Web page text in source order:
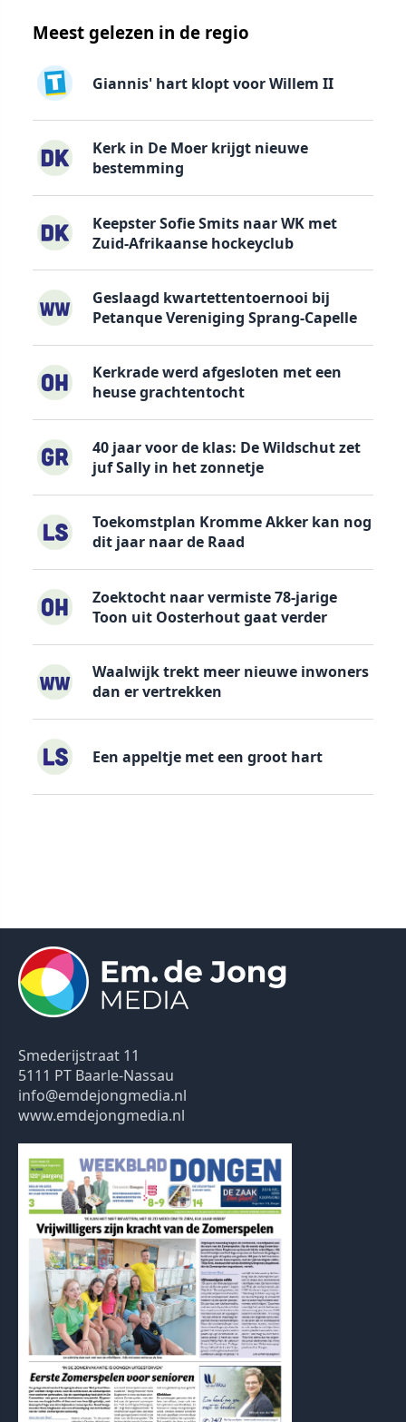
Meest gelezen in de regio
Giannis' hart klopt voor Willem II
Kerk in De Moer krijgt nieuwe
bestemming
Keepster Sofie Smits naar WK met
Zuid-Afrikaanse hockeyclub
Geslaagd kwartettentoernooi bij
Petanque Vereniging Sprang-Capelle
Kerkrade werd afgesloten met een
heuse grachtentocht
40 jaar voor de klas: De Wildschut zet
juf Sally in het zonnetje
Toekomstplan Kromme Akker kan nog
dit jaar naar de Raad
Zoektocht naar vermiste 78-jarige
Toon uit Oosterhout gaat verder
Waalwijk trekt meer nieuwe inwoners
dan er vertrekken
Een appeltje met een groot hart
Smederijstraat 11
5111 PT Baarle-Nassau
info@emdejongmedia.nl
www.emdejongmedia.nl